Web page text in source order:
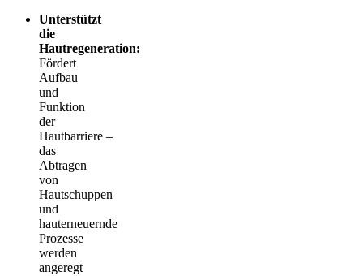
Unterstützt
die
Hautregeneration:
Fördert
Aufbau
und
Funktion
der
Hautbarriere –
das
Abtragen
von
Hautschuppen
und
hauterneuernde
Prozesse
werden
angeregt